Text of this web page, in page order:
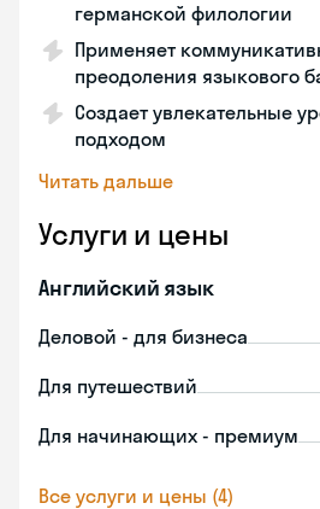
германской филологии
Применяет
преодоления языкового
Создает увлекательные
подходом
Читать дальше
Услуги и цены
Английский язык
Деловой - для бизнеса
Для путешествий
Для начинающих - премиум
Все услуги и цены (4)